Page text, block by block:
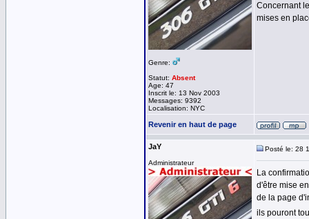
Genre:
Statut: Absent
Age: 47
Inscrit le: 13 Nov 2003
Messages: 9392
Localisation: NYC
Concernant
mises en
Revenir en haut de page
JaY
Administrateur
Posté le: 28
La
d'être mise
de la page
ils pouront